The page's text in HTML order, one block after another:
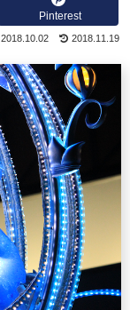
Pinterest
2018.11.19
2018.10.02